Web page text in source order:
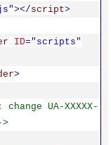
script>
ID="scripts"
>
UA-XXXXX-